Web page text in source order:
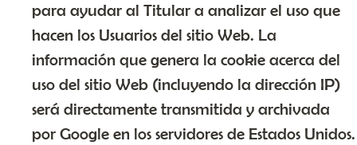
para ayudar al Titular a analizar el uso que
hacen los Usuarios del sitio Web. La
información que genera la cookie acerca del
uso del sitio Web (incluyendo la dirección IP)
será directamente transmitida y archivada
por Google en los servidores de Estados Unidos.